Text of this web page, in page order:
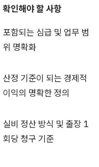
확인해야 할 사항
포함되는 심급 및 업무 범
위 명확화
산정 기준이 되는 경제적
이익의 명확한 정의
실비 정산 방식 및 출장 1
회당 청구 기준